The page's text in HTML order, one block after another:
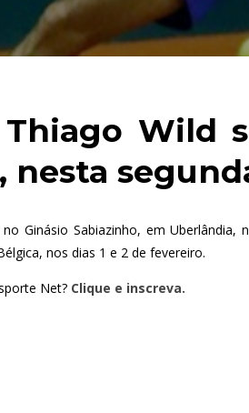
Wild
nesta
Ginásio Sabiazinho, em Uberlândia,
nos dias 1 e 2 de fevereiro.
Net? Clique e inscreva.